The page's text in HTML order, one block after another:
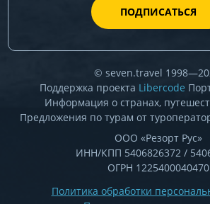
ПОДПИСАТЬСЯ
© seven.travel
Поддержка проекта Libercode
Информация о странах,
Предложения по турам от
ООО «Резорт Рус»
ИНН/КПП 5406826372 /
ОГРН 1225400040470
Политика обработки